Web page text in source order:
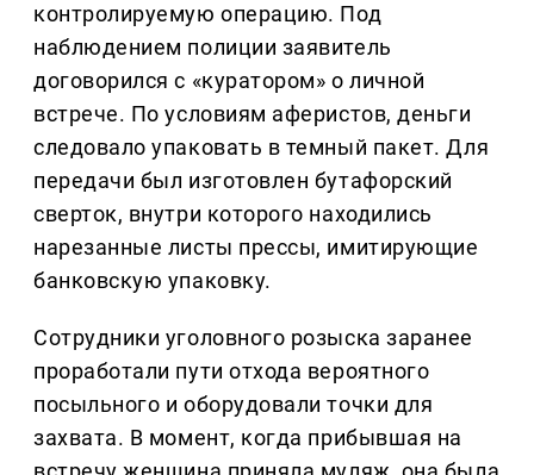
контролируемую операцию. Под
наблюдением полиции заявитель
договорился с «куратором» о личной
встрече. По условиям аферистов, деньги
следовало упаковать в темный пакет. Для
передачи был изготовлен бутафорский
сверток, внутри которого находились
нарезанные листы прессы, имитирующие
банковскую упаковку.
Сотрудники уголовного розыска заранее
проработали пути отхода вероятного
посыльного и оборудовали точки для
захвата. В момент, когда прибывшая на